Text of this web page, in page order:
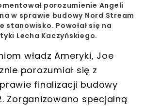
porozumienie Angeli
w sprawie budowy Nord Stream
stanowisko. Powołał się na
Lecha Kaczyńskiego.
władz Ameryki, Joe
porozumiał się z
finalizacji budowy
. Zorganizowano specjalną